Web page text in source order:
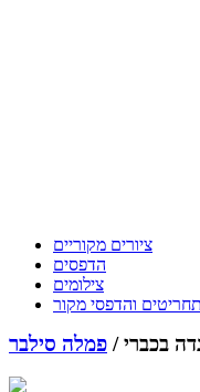
ציורים מקוריים
הדפסים
צילומים
תחריטים והדפסי מקור
בכברי / פמלה סילבר